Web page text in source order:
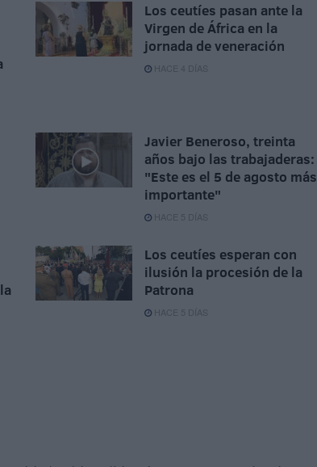
Los ceutíes pasan ante la
Virgen de África en la
jornada de veneración
HACE 4 DÍAS
Javier Beneroso, treinta
años bajo las trabajaderas:
"Este es el 5 de agosto más
importante"
HACE 5 DÍAS
Los ceutíes esperan con
ilusión la procesión de la
Patrona
HACE 5 DÍAS